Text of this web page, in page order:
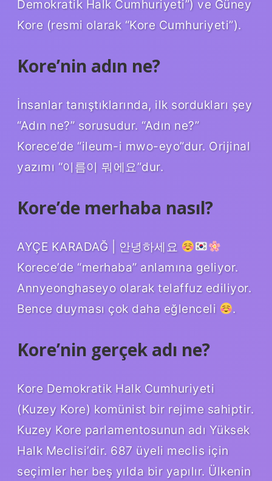
Demokratik Halk Cumhuriyeti”) ve Güney
Kore (resmi olarak “Kore Cumhuriyeti”).
Kore’nin adın ne?
İnsanlar tanıştıklarında, ilk sordukları şey
“Adın ne?” sorusudur. “Adın ne?”
Korece’de “ileum-i mwo-eyo”dur. Orijinal
yazımı “이름이 뭐에요”dur.
Kore’de merhaba nasıl?
AYÇE KARADAĞ | 안녕하세요
Korece’de “merhaba” anlamına geliyor.
Annyeonghaseyo olarak telaffuz ediliyor.
Bence duyması çok daha eğlenceli
.
Kore’nin gerçek adı ne?
Kore Demokratik Halk Cumhuriyeti
(Kuzey Kore) komünist bir rejime sahiptir.
Kuzey Kore parlamentosunun adı Yüksek
Halk Meclisi’dir. 687 üyeli meclis için
seçimler her beş yılda bir yapılır. Ülkenin